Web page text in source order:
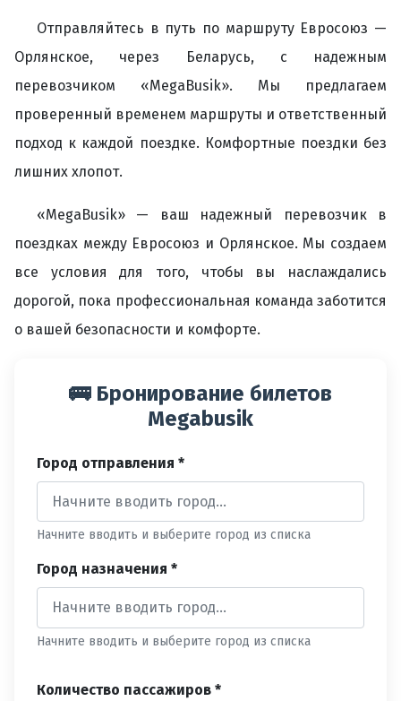
Отправляйтесь в путь по маршруту Евросоюз —
Орлянское, через Беларусь, с надежным
перевозчиком «MegaBusik». Мы предлагаем
проверенный временем маршруты и ответственный
подход к каждой поездке. Комфортные поездки без
лишних хлопот.
«MegaBusik» — ваш надежный перевозчик в
поездках между Евросоюз и Орлянское. Мы создаем
все условия для того, чтобы вы наслаждались
дорогой, пока профессиональная команда заботится
о вашей безопасности и комфорте.
🚌 Бронирование билетов
Megabusik
Город отправления *
Начните вводить и выберите город из списка
Город назначения *
Начните вводить и выберите город из списка
Количество пассажиров *